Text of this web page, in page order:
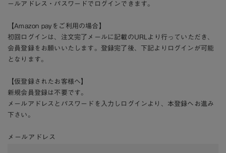
ールアドレス・パスワードでログインできます。
【Amazon payをご利用の場合】
初回ログインは、注文完了メールに記載のURLより行っていただき、
会員登録をお願いいたします。登録完了後、下記よりログインが可能
となります。
【仮登録されたお客様へ】
新規会員登録は不要です。
メールアドレスとパスワードを入力しログインより、本登録へお進み
下さい。
メールアドレス